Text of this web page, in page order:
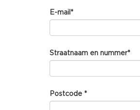
E-mail *
Straatnaam en nummer*
Postcode *